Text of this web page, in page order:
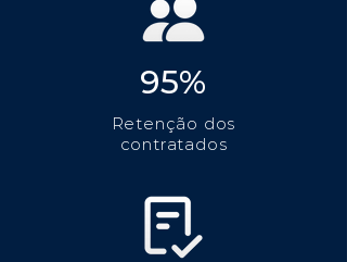
95%
Retenção dos
contratados